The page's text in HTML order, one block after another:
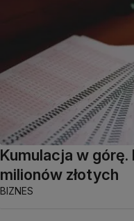
Kumulacja w
milionów złotych
BIZNES